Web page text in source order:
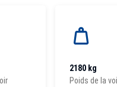
2180 kg
Poids de la